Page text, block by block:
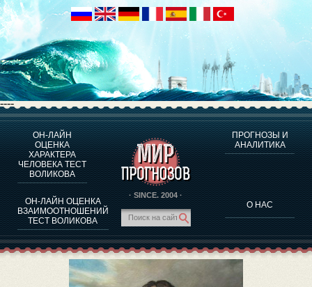
----
ОН-ЛАЙН
ОЦЕНКА
ХАРАКТЕРА
ЧЕЛОВЕКА ТЕСТ
ВОЛИКОВА
ОН-ЛАЙН ОЦЕНКА
ВЗАИМООТНОШЕНИЙ
ТЕСТ ВОЛИКОВА
· SINCE. 2004 ·
ПРОГНОЗЫ И
АНАЛИТИКА
О НАС
О ПРОГРАММЕ
ОЦЕНКА ХАРАКТЕРA ЧЕЛОВЕКА
ОЦЕНКА ХАРАКТЕРА ВЫДАЮЩИХСЯ ЛИЧНОСТЕЙ
О ПРОГРАММЕ
ТЕСТ НА СОВМЕСТИМОСТЬ ВОЛИКОВА
ПРОГНОЗЫ И АНАЛИТИКА